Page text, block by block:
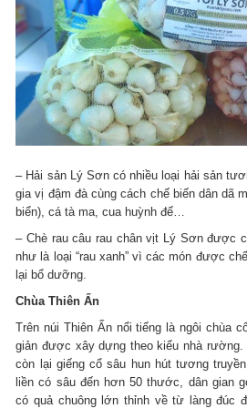
– Hải sản Lý Sơn có nhiều loại hải sản
gia vị đậm đà cùng cách chế biến dân dã
biển), cá tà ma, cua huỳnh đế…
– Chè rau câu rau chân vịt Lý Sơn được
như là loại “rau xanh” vì các món được
lại bổ dưỡng.
Chùa Thiên Ấn
Trên núi Thiên Ấn nổi tiếng là ngôi chùa
giản được xây dựng theo kiểu nhà rường.
còn lại giếng cổ sâu hun hút tương
liền có sâu đến hơn 50 thước, dân gian
có quả chuông lớn thỉnh về từ làng đúc